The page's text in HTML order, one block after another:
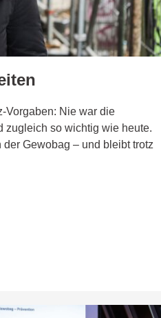
Vorgaben: Nie war die
zugleich so wichtig wie heute.
Gewobag – und bleibt trotz